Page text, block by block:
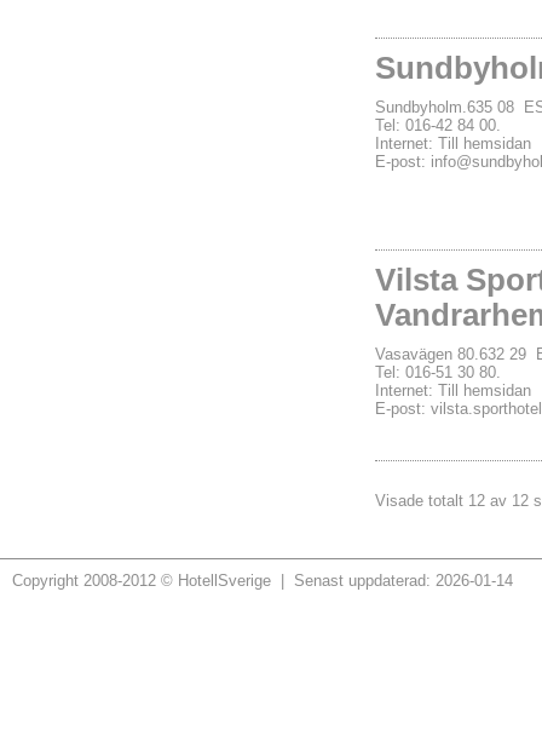
Sundbyholm.635 08
Tel: 016-42 84 00.
Internet: Till hemsidan
E-post:
Vilsta
Vasavägen 80.632 29
Tel: 016-51 30 80.
Internet: Till hemsidan
E-post:
Visade totalt 12 av 12
Copyright 2008-2012 © HotellSverige | Senast uppdaterad: 2026-01-14